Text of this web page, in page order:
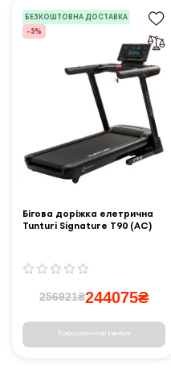
БЕЗКОШТОВНА ДОСТАВКА
-5%
Бігова доріжка елетрична
Tunturi Signature T90 (AC)
256921₴244075₴
Повідомити коли з'явиться